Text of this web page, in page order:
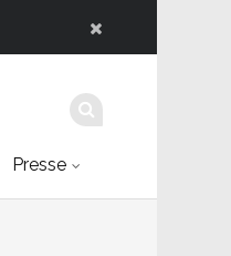
Presse